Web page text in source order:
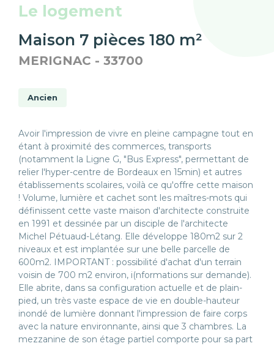
Le logement
Maison 7 pièces 180 m²
MERIGNAC - 33700
Ancien
Avoir l'impression de vivre en pleine campagne tout en
étant à proximité des commerces, transports
(notamment la Ligne G, "Bus Express", permettant de
relier l'hyper-centre de Bordeaux en 15min) et autres
établissements scolaires, voilà ce qu'offre cette maison
! Volume, lumière et cachet sont les maîtres-mots qui
définissent cette vaste maison d'architecte construite
en 1991 et dessinée par un disciple de l'architecte
Michel Pétuaud-Létang. Elle développe 180m2 sur 2
niveaux et est implantée sur une belle parcelle de
600m2. IMPORTANT : possibilité d'achat d'un terrain
voisin de 700 m2 environ, i(nformations sur demande).
Elle abrite, dans sa configuration actuelle et de plain-
pied, un très vaste espace de vie en double-hauteur
inondé de lumière donnant l'impression de faire corps
avec la nature environnante, ainsi que 3 chambres. La
mezzanine de son étage partiel comporte pour sa part